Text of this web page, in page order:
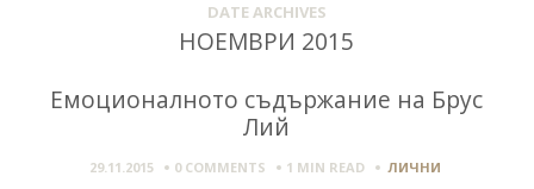
DATE ARCHIVES
НОЕМВРИ 2015
Емоционалното съдържание на Брус
Лий
29.11.2015 0 COMMENTS 1 MIN READ ЛИЧНИ